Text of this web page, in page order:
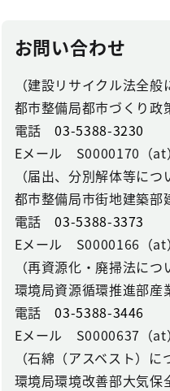
お問い合わせ
（建設リサイクル法全般
都市整備局都市づくり政
電話03-5388-3230
Eメール S0000170（
（届出、分別解体等につ
都市整備局市街地建築部
電話03-5388-3373
Eメール S0000166（
（再資源化・廃掃法につ
環境局資源循環推進部産
電話03-5388-3446
Eメール S0000637（
（石綿（アスベスト）に
環境局環境改善部大気保